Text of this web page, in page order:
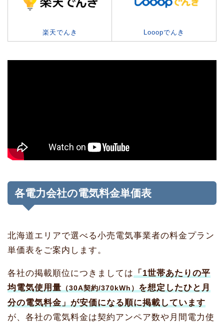
楽天でんき Looopでんき
各電力会社の電気料金単価表
北海道エリアで選べる小売電気事業者の料金プラン
単価表をご案内します。
各社の掲載順位につきましては
「1世帯あたりの平
均電気使用量 （30A契約/370kWh） を想定したひと月
分の電気料金」が安価になる順に掲載しています
が、各社の電気料金は契約アンペア数や月間電力使